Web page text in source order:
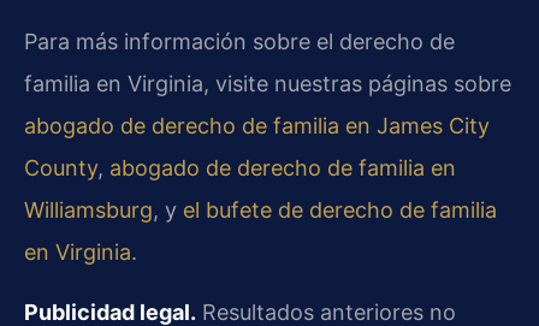
Para más información sobre el derecho de
familia en Virginia, visite nuestras páginas sobre
abogado de derecho de familia en James City
County, abogado de derecho de familia en
Williamsburg, y el bufete de derecho de familia
en Virginia.
Publicidad legal. Resultados anteriores no